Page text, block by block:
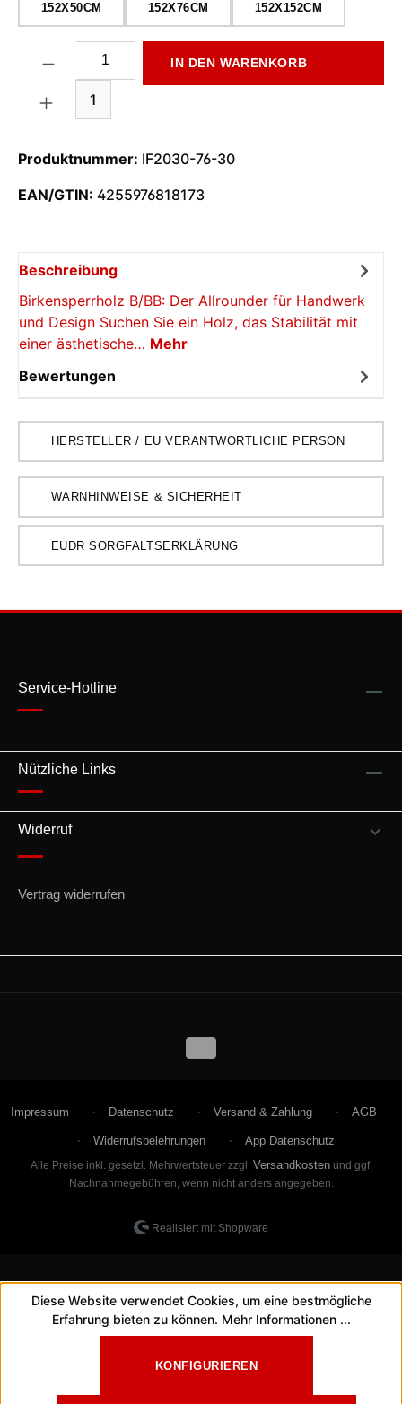
152X50CM 152X76CM 152X152CM
1
IN DEN WARENKORB
Produktnummer: IF2030-76-30
EAN/GTIN: 4255976818173
Beschreibung
Birkensperrholz B/BB: Der Allrounder für Handwerk
und Design Suchen Sie ein Holz, das Stabilität mit
einer ästhetische… Mehr
Bewertungen
HERSTELLER / EU VERANTWORTLICHE PERSON
WARNHINWEISE & SICHERHEIT
EUDR SORGFALTSERKLÄRUNG
Service-Hotline
Nützliche Links
Widerruf
Vertrag widerrufen
Impressum Datenschutz Versand & Zahlung AGB
Widerrufsbelehrungen App Datenschutz
Alle Preise inkl. gesetzl. Mehrwertsteuer zzgl. Versandkostenund ggf.
Nachnahmegebühren, wenn nicht anders angegeben.
Realisiert mit Shopware
Diese Website verwendet Cookies, um eine bestmögliche
Erfahrung bieten zu können. Mehr Informationen ...
KONFIGURIEREN